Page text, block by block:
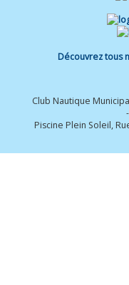
Découvrez tous
Club Nautique
-
Piscine Plein Soleil,